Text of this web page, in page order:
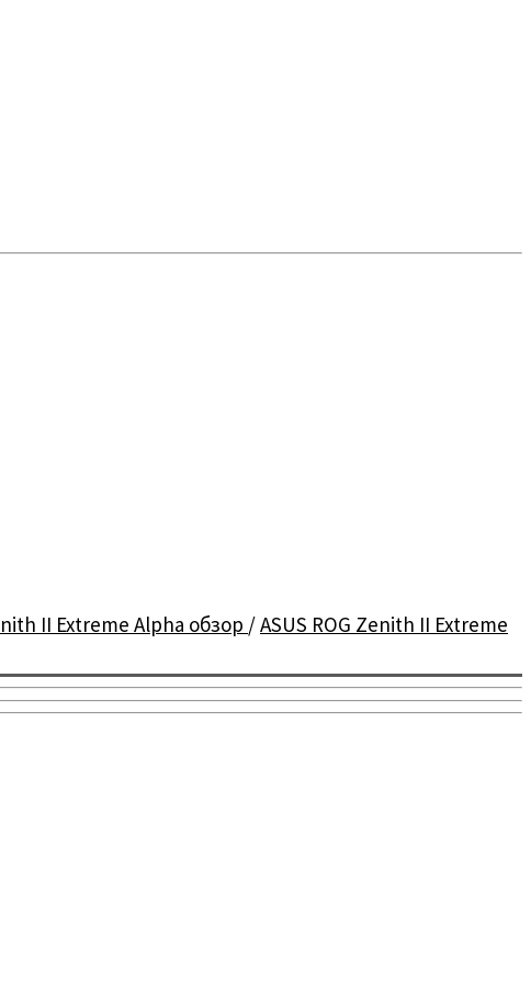
II Extreme Alpha обзор /ASUS ROG Zenith II Extreme